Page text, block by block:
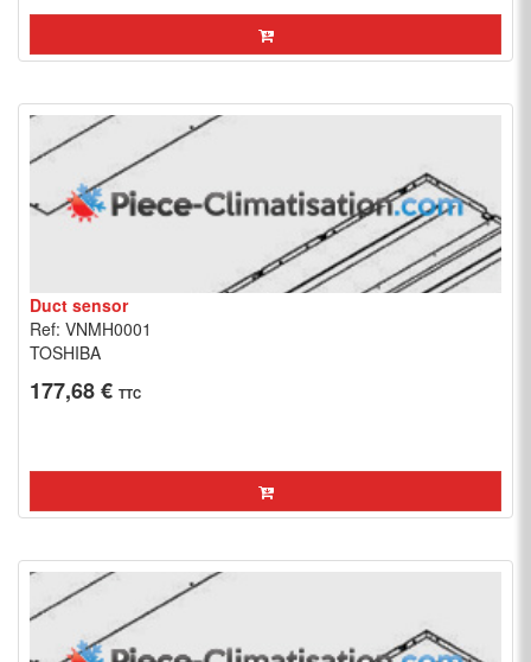
Duct sensor
Ref: VNMH0001
TOSHIBA
177,68 € TTC